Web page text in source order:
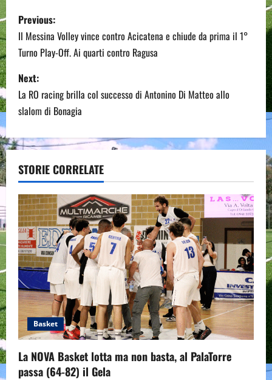
P
o
s
t
n
a
v
i
g
a
t
i
o
n
Previous:
Il Messina Volley vince contro Acicatena e chiude da prima il 1°
Turno Play-Off. Ai quarti contro Ragusa
Next:
La RO racing brilla col successo di Antonino Di Matteo allo
slalom di Bonagia
STORIE CORRELATE
Basket
La NOVA Basket lotta ma non basta, al PalaTorre
passa (64-82) il Gela